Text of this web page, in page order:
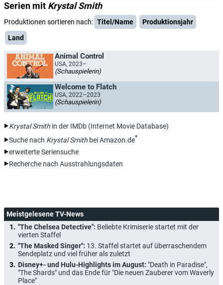
Serien mit Krystal Smith
Produktionen sortieren nach: Titel/Name
Produktionsjahr
Land
Animal Control
USA, 2023–
(Schauspielerin)
Welcome to Flatch
USA, 2022–2023
(Schauspielerin)
Krystal Smith in der IMDb (Internet Movie Database)
Suche nach Krystal Smith bei Amazon.de*
erweiterte Seriensuche
Recherche nach Ausstrahlungsdaten
Meistgelesene TV-News
"The Chelsea Detective": Beliebte Krimiserie startet mit der
vierten Staffel
"The Masked Singer": 13. Staffel startet auf überraschendem
Sendeplatz und viel früher als zuletzt
Disney+- und Hulu-Highlights im August: "Death in Paradise",
"The Shards" und das Ende für "Die neuen Zauberer vom Waverly
Place"